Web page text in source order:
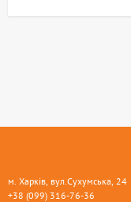
м. Харків, вул.Сухумська, 24
+38 (099) 316-76-36